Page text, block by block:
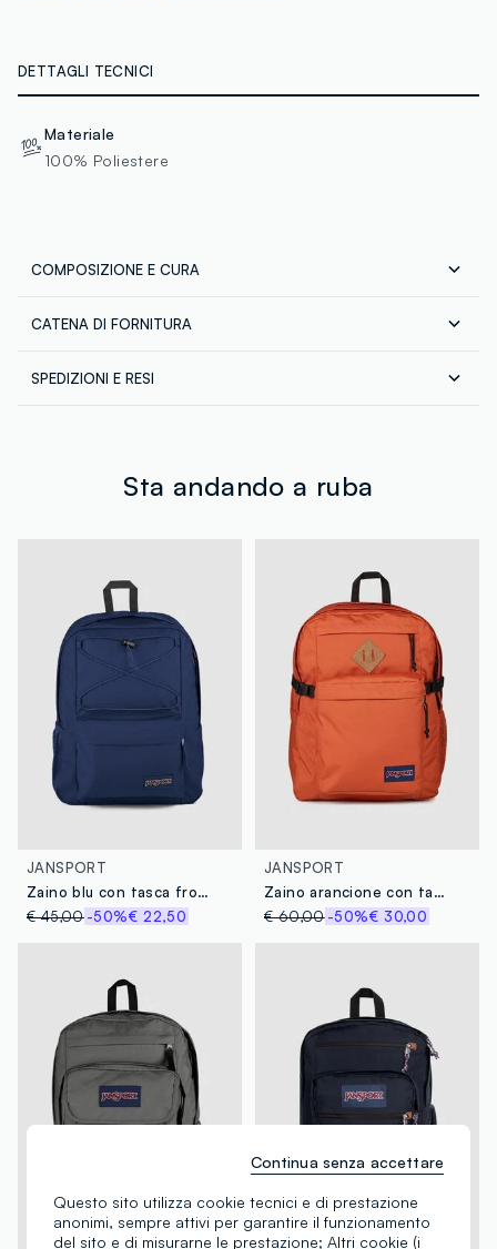
DETTAGLI TECNICI
Materiale
100% Poliestere
COMPOSIZIONE E CURA
Composizione: 100% POLIESTERE
CATENA DI FORNITURA
VF ITALIA SRL
SPEDIZIONI E RESI
tuoi prodotti in negozio, il servizio è sempre gratuito.
Sta andando a ruba
JANSPORT
Zaino blu con tasca frontale e spallacci regolabili
€ 45,00-50%€ 22,50
JANSPORT
Zaino arancione con tasca frontale e spallacci regolabili
€ 60,00 -50%€ 30,00
Questo sito utilizza cookie tecnici e di prestazione
anonimi, sempre attivi per garantire il funzionamento
del sito e di misurarne le prestazione; Altri cookie (i
Continua senza accettare